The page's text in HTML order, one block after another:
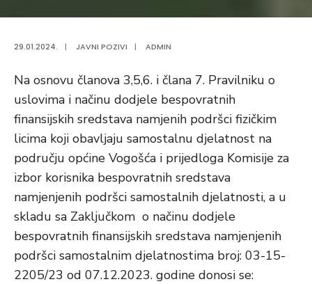
29.01.2024. | JAVNI POZIVI | ADMIN
Na osnovu članova 3,5,6. i člana 7. Pravilniku o
uslovima i načinu dodjele bespovratnih
finansijskih sredstava namjenih podršci fizičkim
licima koji obavljaju samostalnu djelatnost na
području općine Vogošća i prijedloga Komisije za
izbor korisnika bespovratnih sredstava
namjenjenih podršci samostalnih djelatnosti, a u
skladu sa Zaključkom o načinu dodjele
bespovratnih finansijskih sredstava namjenjenih
podršci samostalnim djelatnostima broj: 03-15-
2205/23 od 07.12.2023. godine donosi se: